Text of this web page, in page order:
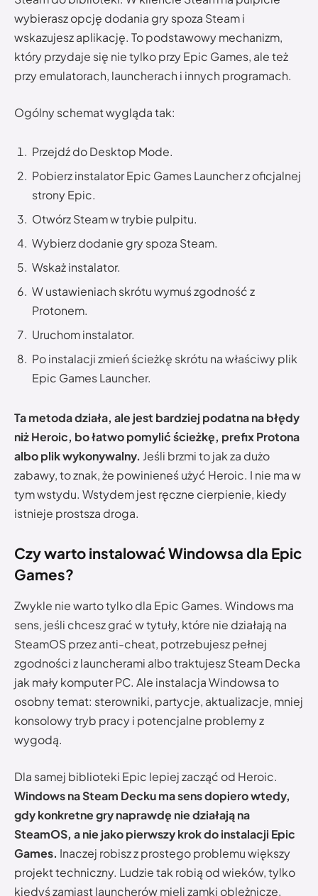
wybierasz opcję dodania gry spoza Steam i
wskazujesz aplikację. To podstawowy mechanizm,
który przydaje się nie tylko przy Epic Games, ale też
przy emulatorach, launcherach i innych programach.
Ogólny schemat wygląda tak:
Przejdź do Desktop Mode.
Pobierz instalator Epic Games Launcher z oficjalnej
strony Epic.
Otwórz Steam w trybie pulpitu.
Wybierz dodanie gry spoza Steam.
Wskaż instalator.
W ustawieniach skrótu wymuś zgodność z
Protonem.
Uruchom instalator.
Po instalacji zmień ścieżkę skrótu na właściwy plik
Epic Games Launcher.
Ta metoda działa, ale jest bardziej podatna na błędy
niż Heroic, bo łatwo pomylić ścieżkę, prefix Protona
albo plik wykonywalny. Jeśli brzmi to jak za dużo
zabawy, to znak, że powinieneś użyć Heroic. I nie ma w
tym wstydu. Wstydem jest ręczne cierpienie, kiedy
istnieje prostsza droga.
Czy warto instalować Windowsa dla Epic
Games?
Zwykle nie warto tylko dla Epic Games. Windows ma
sens, jeśli chcesz grać w tytuły, które nie działają na
SteamOS przez anti-cheat, potrzebujesz pełnej
zgodności z launcherami albo traktujesz Steam Decka
jak mały komputer PC. Ale instalacja Windowsa to
osobny temat: sterowniki, partycje, aktualizacje, mniej
konsolowy tryb pracy i potencjalne problemy z
wygodą.
Dla samej biblioteki Epic lepiej zacząć od Heroic.
Windows na Steam Decku ma sens dopiero wtedy,
gdy konkretne gry naprawdę nie działają na
SteamOS, a nie jako pierwszy krok do instalacji Epic
Games. Inaczej robisz z prostego problemu większy
projekt techniczny. Ludzie tak robią od wieków, tylko
kiedyś zamiast launcherów mieli zamki oblężnicze.